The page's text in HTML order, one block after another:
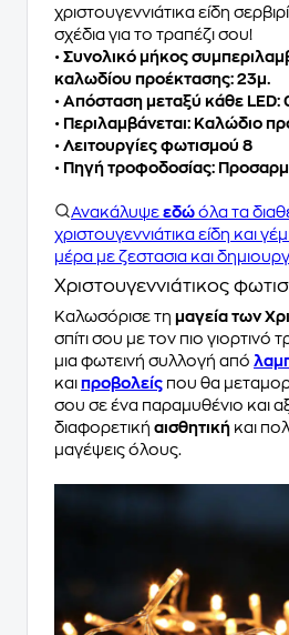
χριστουγεννιάτικα είδη
σχέδια για το τραπέζι σου!
• Συνολικό μήκος
καλωδίου προέκτασης: 23μ.
• Απόσταση μεταξύ κάθε LED:
• Περιλαμβάνεται: Καλώδιο
• Λειτουργίες φωτισμού 8
• Πηγή τροφοδοσίας:
Ανακάλυψε εδώ όλα τα
χριστουγεννιάτικα είδη και
μέρα με ζεστασια και
Χριστουγεννιάτικος
Καλωσόρισε τη μαγεία των
σπίτι σου με τον πιο
μια φωτεινή συλλογή από
και προβολείς που θα
σου σε ένα παραμυθένιο και
διαφορετική αισθητική και
μαγέψεις όλους.